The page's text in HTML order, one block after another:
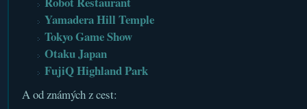
Yamadera Hill Temple
Tokyo Game Show
Otaku Japan
FujiQ Highland Park
A od známých z cest: